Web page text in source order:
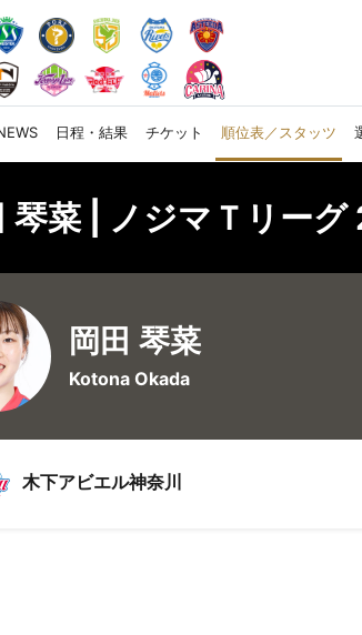
日程・結果 チケット 順位表／スタッツ
琴菜 | ノジマＴリー
岡田 琴菜
Kotona Okada
木下アビエル神奈川